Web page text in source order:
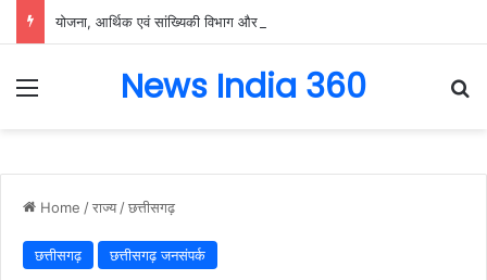
Menu News India 360
Home /राज्य /छत्तीसगढ़
छत्तीसगढ़ छत्तीसगढ़ जनसंपर्क